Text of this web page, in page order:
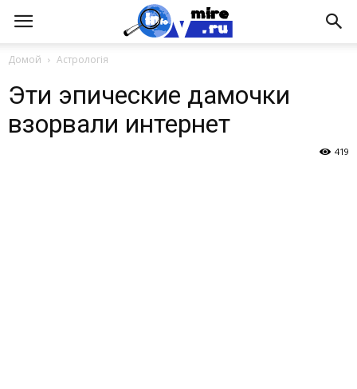
Домой Астрологія
Эти эпические дамочки
взорвали интернет
419